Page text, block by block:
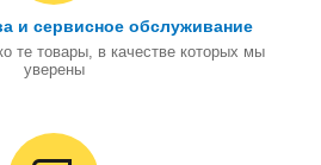
и сервисное обслуживание
те товары, в качестве которых мы
уверены